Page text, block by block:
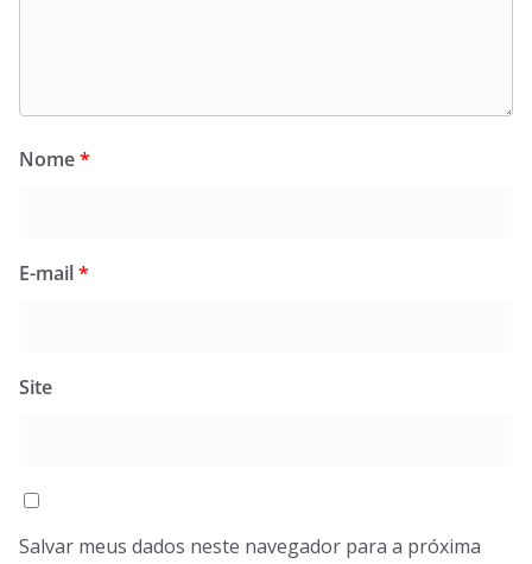
Nome*
E-mail*
Site
Salvar meus dados neste navegador para a próxima